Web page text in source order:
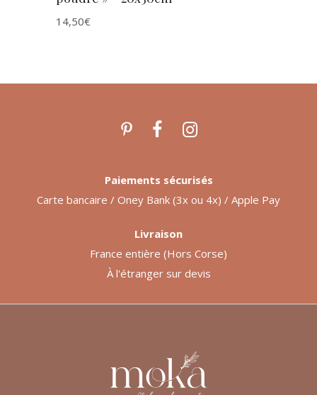
14,50€
Paiements sécurisés
Carte bancaire / Oney Bank (3x ou 4x) / Apple Pay
Livraison
France entière (Hors Corse)
À l'étranger sur devis